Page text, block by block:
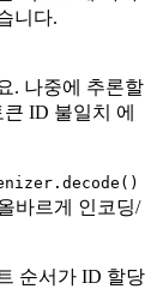
니다.
. 나중에 추론할
ID 불일치 에
바르게 인코딩/
순서가 ID 할당